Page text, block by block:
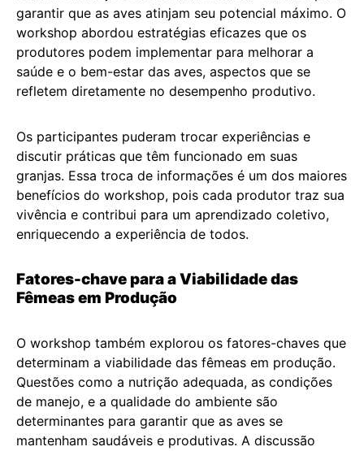
garantir que as aves atinjam seu potencial máximo. O
workshop abordou estratégias eficazes que os
produtores podem implementar para melhorar a
saúde e o bem-estar das aves, aspectos que se
refletem diretamente no desempenho produtivo.
Os participantes puderam trocar experiências e
discutir práticas que têm funcionado em suas
granjas. Essa troca de informações é um dos maiores
benefícios do workshop, pois cada produtor traz sua
vivência e contribui para um aprendizado coletivo,
enriquecendo a experiência de todos.
Fatores-chave para a Viabilidade das
Fêmeas em Produção
O workshop também explorou os fatores-chaves que
determinam a viabilidade das fêmeas em produção.
Questões como a nutrição adequada, as condições
de manejo, e a qualidade do ambiente são
determinantes para garantir que as aves se
mantenham saudáveis e produtivas. A discussão